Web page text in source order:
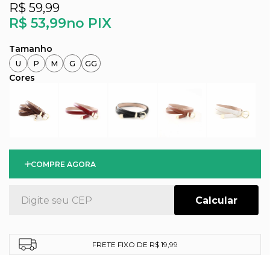
R$ 53,99no PIX
R$ 59,99
U P M G GG
COMPRE AGORA
FRETE FIXO DE R$ 19,99